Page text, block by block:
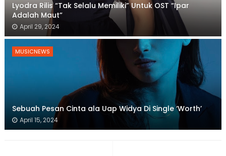
Lyodra Rilis “Tak Selalu Memiliki” Untuk OST “Ipar
Adalah Maut”
April 29, 2024
MUSICNEWS
Sebuah Pesan Cinta ala Uap Widya Di Single ‘Worth’
April 15, 2024